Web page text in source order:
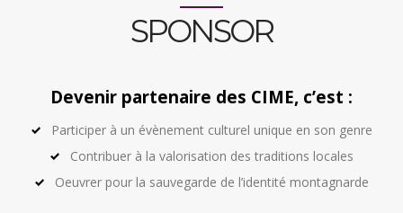
SPONSOR
Devenir partenaire des CIME, c’est :
Participer à un évènement culturel unique en son genre
Contribuer à la valorisation des traditions locales
Oeuvrer pour la sauvegarde de l’identité montagnarde